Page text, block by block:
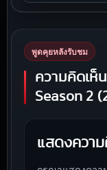
พูดคุยหลังรับชม
ความคิดเห็
Season 2
แสดงความ